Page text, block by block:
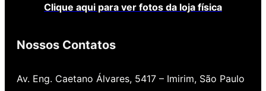
Clique aqui para ver fotos da loja física
Nossos Contatos
Av. Eng. Caetano Álvares, 5417 – Imirim, São Paulo